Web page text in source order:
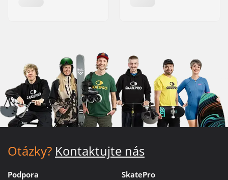
Otázky? Kontaktujte nás
Podpora SkatePro